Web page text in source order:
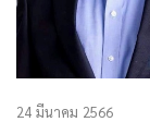
24 มีนาคม 2566